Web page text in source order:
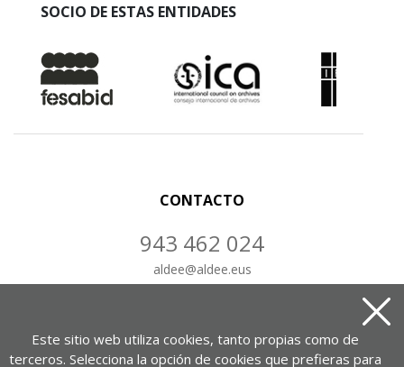
SOCIO DE ESTAS ENTIDADES
CONTACTO
943 462 024
aldee@aldee.eus
Este sitio web utiliza cookies, tanto propias como de
terceros. Selecciona la opción de cookies que prefieras para